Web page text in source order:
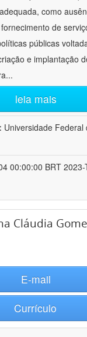
como
de
públicas
e implantação
...
leia mais
Universidade Federal
00:00:00 BRT 2023-
Cláudia
E-mail
Currículo